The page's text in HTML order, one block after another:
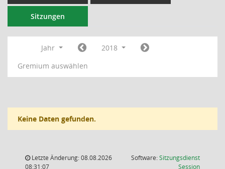
Sitzungen
Jahr
2018
Gremium auswählen
Keine Daten gefunden.
Letzte Änderung: 08.08.2026
08:31:07
Software:Sitzungsdienst
Session(Wird in